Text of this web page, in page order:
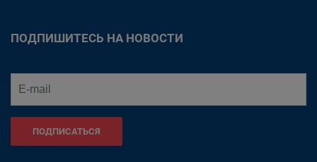
ПОДПИШИТЕСЬ НА НОВОСТИ
ПОДПИСАТЬСЯ